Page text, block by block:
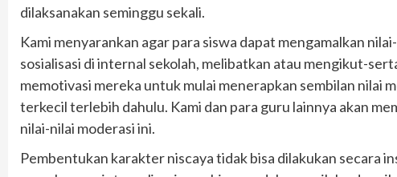
dilaksanakan seminggu sekali.
Kami menyarankan agar para siswa dapat mengamalkan
sosialisasi di internal sekolah, melibatkan atau mengikut-
memotivasi mereka untuk mulai menerapkan sembilan nilai
terkecil terlebih dahulu. Kami dan para guru lainnya akan
nilai-nilai moderasi ini.
Pembentukan karakter niscaya tidak bisa dilakukan secara